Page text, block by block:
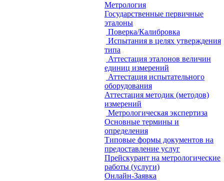
Метрология
Государственные первичные
эталоны
Поверка/Калибровка
Испытания в целях утверждения
типа
Аттестация эталонов величин
единиц измерений
Аттестация испытательного
оборудования
Аттестация методик (методов)
измерений
Метрологическая экспертиза
Основные термины и
определения
Типовые формы документов на
предоставление услуг
Прейскурант на метрологические
работы (услуги)
Онлайн-Заявка